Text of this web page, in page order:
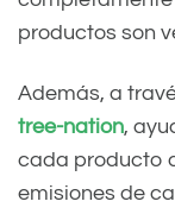
productos son
Además, a
tree-nation,
cada producto
emisiones de